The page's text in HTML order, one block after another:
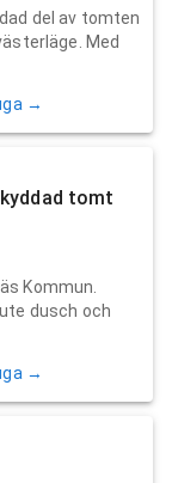
del av tomten
Med
→
tomt
Kommun.
dusch och
→